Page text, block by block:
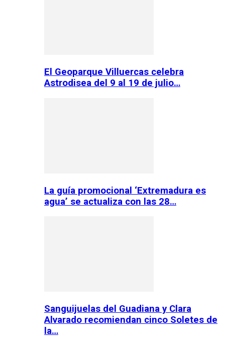
El Geoparque Villuercas celebra
Astrodisea del 9 al 19 de julio…
La guía promocional ‘Extremadura es
agua’ se actualiza con las 28…
Sanguijuelas del Guadiana y Clara
Alvarado recomiendan cinco Soletes de
la…